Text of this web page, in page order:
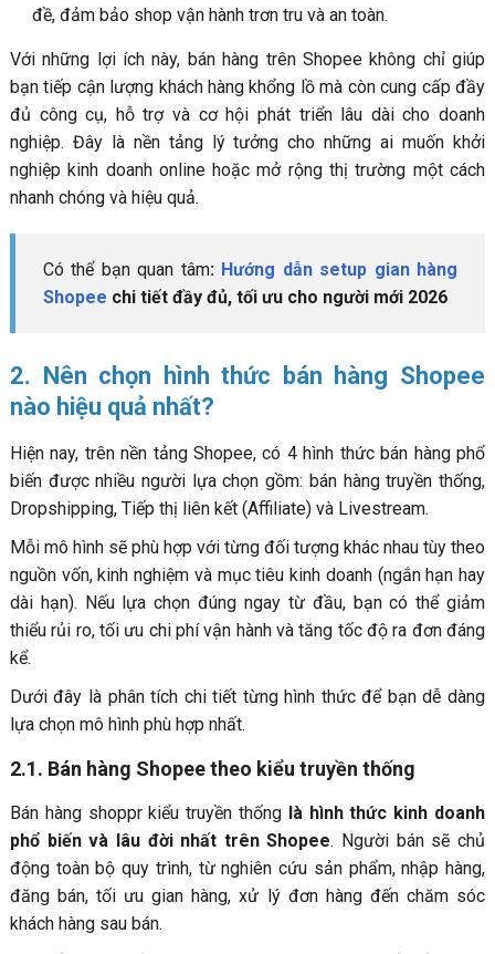
đề, đảm bảo shop vận hành trơn tru và an toàn.
Với những lợi ích này, bán hàng trên Shopee không chỉ giúp
bạn tiếp cận lượng khách hàng khổng lồ mà còn cung cấp đầy
đủ công cụ, hỗ trợ và cơ hội phát triển lâu dài cho doanh
nghiệp. Đây là nền tảng lý tưởng cho những ai muốn khởi
nghiệp kinh doanh online hoặc mở rộng thị trường một cách
nhanh chóng và hiệu quả.
Có thể bạn quan tâm: Hướng dẫn setup gian hàng
Shopee chi tiết đầy đủ, tối ưu cho người mới 2026
2. Nên chọn hình thức bán hàng Shopee
nào hiệu quả nhất?
Hiện nay, trên nền tảng Shopee, có 4 hình thức bán hàng phổ
biến được nhiều người lựa chọn gồm: bán hàng truyền thống,
Dropshipping, Tiếp thị liên kết (Affiliate) và Livestream.
Mỗi mô hình sẽ phù hợp với từng đối tượng khác nhau tùy theo
nguồn vốn, kinh nghiệm và mục tiêu kinh doanh (ngắn hạn hay
dài hạn). Nếu lựa chọn đúng ngay từ đầu, bạn có thể giảm
thiểu rủi ro, tối ưu chi phí vận hành và tăng tốc độ ra đơn đáng
kể.
Dưới đây là phân tích chi tiết từng hình thức để bạn dễ dàng
lựa chọn mô hình phù hợp nhất.
2.1. Bán hàng Shopee theo kiểu truyền thống
Bán hàng shoppr kiểu truyền thống là hình thức kinh doanh
phổ biến và lâu đời nhất trên Shopee. Người bán sẽ chủ
động toàn bộ quy trình, từ nghiên cứu sản phẩm, nhập hàng,
đăng bán, tối ưu gian hàng, xử lý đơn hàng đến chăm sóc
khách hàng sau bán.